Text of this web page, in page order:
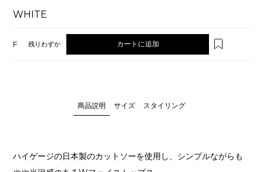
WHITE
F 残りわずか カートに追加
商品説明 サイズ スタイリング
ハイゲージの日本製のカットソーを使用し、シンプルながらも